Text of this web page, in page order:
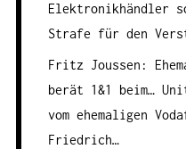
Elektronikhändler
Strafe für den
Fritz Joussen:
berät 1&1 beim…
vom ehemaligen
Friedrich…